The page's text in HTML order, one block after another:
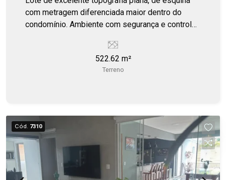
com metragem diferenciada maior dentro do
condomínio. Ambiente com segurança e controle
522.62 m²
Terreno
Cód. 7310